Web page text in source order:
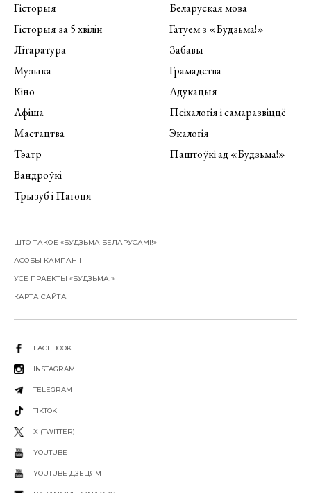
Гісторыя
Гісторыя за 5 хвілін
Літаратура
Музыка
Кіно
Афіша
Мастацтва
Тэатр
Вандроўкі
Трызуб і Пагоня
Беларуская мова
Гатуем з «Будзьма!»
Забавы
Грамадства
Адукацыя
Псіхалогія і самаразвіццё
Экалогія
Паштоўкі ад «Будзьма!»
ШТО ТАКОЕ «БУДЗЬМА БЕЛАРУСАМІ!»
АСОБЫ КАМПАНІІ
УСЕ ПРАЕКТЫ «БУДЗЬМА!»
КАРТА САЙТА
FACEBOOK
INSTAGRAM
TELEGRAM
TIKTOK
X (TWITTER)
YOUTUBE
YOUTUBE ДЗЕЦЯМ